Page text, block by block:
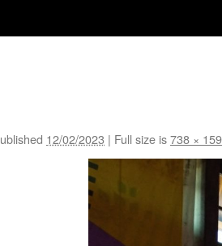
12/02/2023 | Full size is738 ×